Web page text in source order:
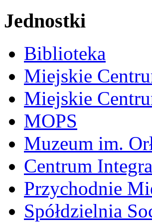
Jednostki
Biblioteka
Miejskie
Miejskie
MOPS
Muzeum im.
Centrum
Przychodnie
Spółdzielnia